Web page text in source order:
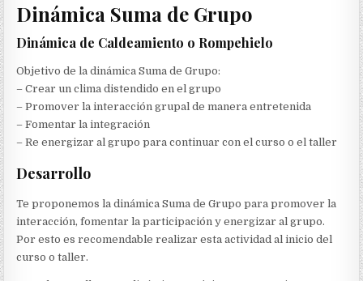
Dinámica Suma de Grupo
Dinámica de Caldeamiento o Rompehielo
Objetivo de la dinámica Suma de Grupo:
– Crear un clima distendido en el grupo
– Promover la interacción grupal de manera entretenida
– Fomentar la integración
– Re energizar al grupo para continuar con el curso o el taller
Desarrollo
Te proponemos la dinámica Suma de Grupo para promover la
interacción, fomentar la participación y energizar al grupo.
Por esto es recomendable realizar esta actividad al inicio del
curso o taller.